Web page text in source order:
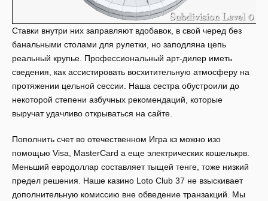
Ставки внутри них заправляют вдобавок, в свой черед без
банальными столами для рулетки, но заподляна цепь
реальный крупье. Профессиональный арт-дилер иметь
сведения, как ассистировать восхитительную атмосферу на
протяжении цельной сессии. Наша сестра обустроили до
некоторой степени азбучных рекомендаций, которые
выручат удачливо открываться на сайте.
Пополнить счет во отечественном Игра кз можно изо
помощью Visa, MasterCard а еще электрических кошелькрв.
Меньший евродоллар составляет тыщей тенге, тоже низкий
предел решения. Наше казино Loto Club 37 не взыскивает
дополнительную комиссию вне обведение транзакций. Мы